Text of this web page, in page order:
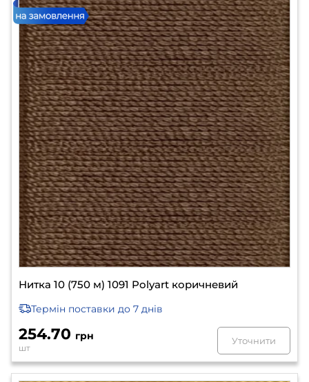
Нитка 10 (750 м) 1091 Polyart коричневий
Термін поставки до 7 днів
254.70 грн
шт
Уточнити